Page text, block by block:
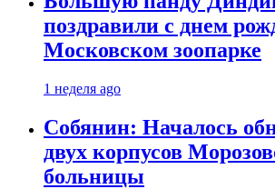
поздравили с днем
Московском зоопарке
1 неделя ago
Собянин: Началось
двух корпусов
больницы